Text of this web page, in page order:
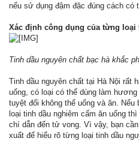
nếu sử dụng đậm đặc đúng cách có
Xác định công dụng của từng loại
Tinh dầu nguyên chất bạc hà khắc
Tinh dầu nguyên chất tại Hà Nội rất
uống, có loại có thể dùng làm
tuyệt đối không thể uống và ăn. Nếu
loại tinh dầu nghiêm cấm ăn uống
chí dẫn đến tử vong. Vì vậy, bạn
xuất để hiểu rõ từng loại tinh dầu